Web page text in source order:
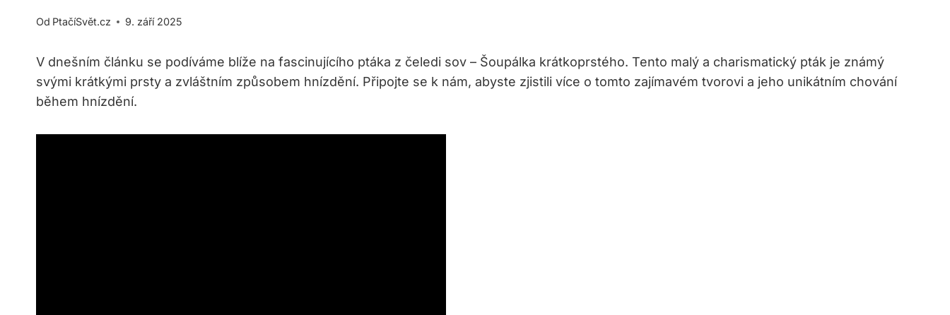
Od PtačíSvět.cz 9. září 2025
V dnešním článku se podíváme blíže na fascinujícího ptáka z čeledi sov – Šoupálka krátkoprstého. Tento malý a charismatický pták je známý
svými krátkými prsty a zvláštním způsobem hnízdění. Připojte se k nám, abyste zjistili více o tomto zajímavém tvorovi a jeho unikátním chování
během hnízdění.